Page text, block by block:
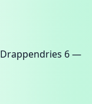
Drappendries 6—